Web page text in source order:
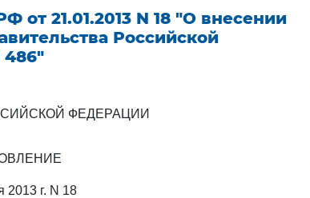
от 21.01.2013 N 18 "О внесении
Российской
486"
ФЕДЕРАЦИИ
2013 г. N 18